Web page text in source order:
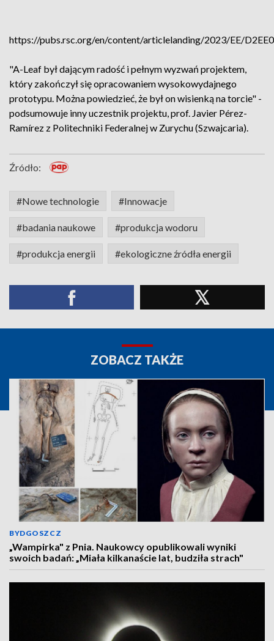
https://pubs.rsc.org/en/content/articlelanding/2023/EE/
"A-Leaf był dającym radość i pełnym wyzwań projektem,
który zakończył się opracowaniem wysokowydajnego
prototypu. Można powiedzieć, że był on wisienką na torcie" -
podsumowuje inny uczestnik projektu, prof. Javier Pérez-
Ramírez z Politechniki Federalnej w Zurychu (Szwajcaria).
Źródło:
#Nowe technologie #Innowacje
#badania naukowe #produkcja wodoru
#produkcja energii #ekologiczne źródła energii
ZOBACZ TAKŻE
BYDGOSZCZ
„Wampirka" z Pnia. Naukowcy opublikowali wyniki
swoich badań: „Miała kilkanaście lat, budziła strach"